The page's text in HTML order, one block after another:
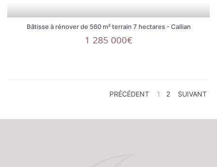
Bâtisse à rénover de 560 m² terrain 7 hectares - Callian
1 285 000€
PRÉCÉDENT 1 2 SUIVANT